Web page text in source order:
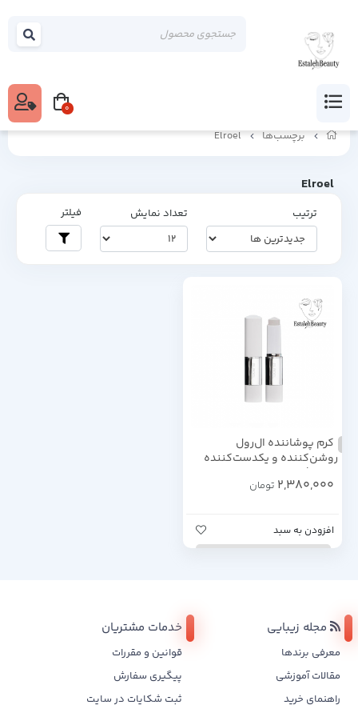
برچسب‌ها Elroel
Elroel
ترتیب تعداد نمایش فیلتر
کرم پوشاننده ال‌رول
روشن‌کننده و یکدست‌کننده
Cover Cream Steak – 30ml)
2,380,000 تومان
افزودن به سبد
مجله زیبایی
معرفی برندها
مقالات آموزشی
راهنمای خرید
خدمات مشتریان
قوانین و مقررات
پیگیری سفارش
ثبت شکایات در سایت
0